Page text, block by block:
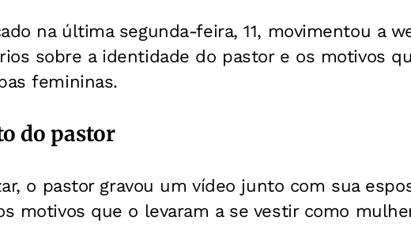
na última segunda-feira, 11, movimentou a
sobre a identidade do pastor e os motivos
femininas.
do pastor
o pastor gravou um vídeo junto com sua
motivos que o levaram a se vestir como